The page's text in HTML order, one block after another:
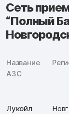
Сеть
“Полный
Название
АЗС
Лукойл